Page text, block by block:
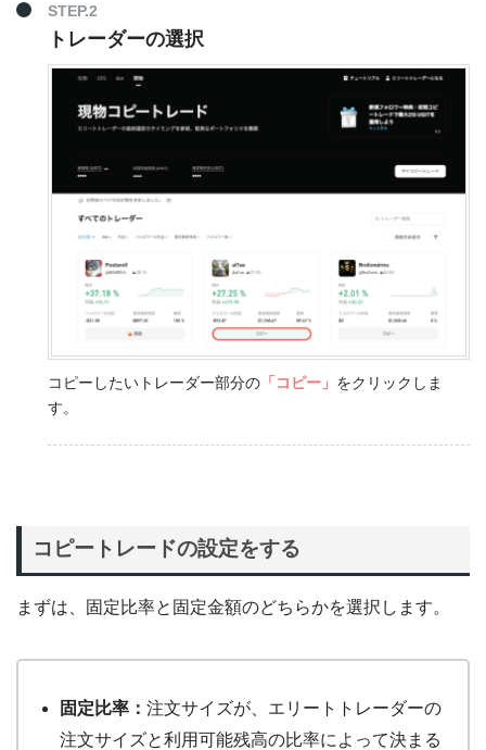
STEP.2
トレーダーの選択
コピーしたいトレーダー部分の「コピー」 をクリックしま
す。
コピートレードの設定をする
まずは、固定比率と固定金額のどちらかを選択します。
固定比率：注文サイズが、エリートトレーダーの
注文サイズと利用可能残高の比率によって決まる